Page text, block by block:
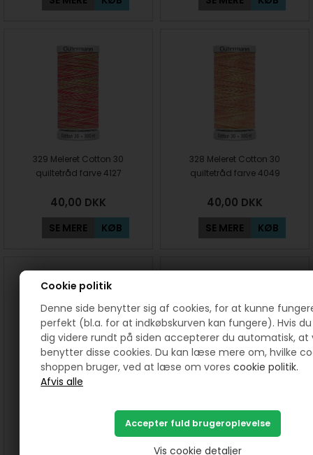
Cookie politik
Denne side benytter sig af cookies, for at kunne
perfekt (bl.a. for at indkøbskurven kan fungere). Hvis du
dig videre rundt på siden accepterer du automatisk, at
benytter disse cookies. Du kan læse mere om, hvilke
shoppen bruger, ved at læse om vorescookie politik.
Vis cookie detaljer
329 Meleret Cotton 30
quiltetråd farve 4127
40,00 DKK
SE MERE KØB
328 Meleret Cotton 30
quiltetråd farve 4049
40,00 DKK
SE MERE KØB
420 Meleret Cotton 30
40,00DKK